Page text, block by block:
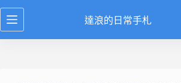
跳
至
達浪的日常手札